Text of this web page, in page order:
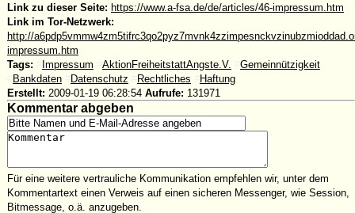
Link zu dieser Seite: https://www.a-fsa.de/de/articles/46-impressum.htm
Link im Tor-Netzwerk:
http://
impressum.htm
Tags:
Impressum AktionFreiheitstattAngste.V.
Gemeinnützigkeit
Bankdaten Datenschutz Rechtliches
Haftung
Erstellt: 2009-01-19 06:28:54 Aufrufe: 131971
Kommentar abgeben
Für eine weitere vertrauliche Kommunikation empfehlen wir, unter dem
Kommentartext einen Verweis auf einen sicheren Messenger, wie Session,
Bitmessage, o.ä. anzugeben.